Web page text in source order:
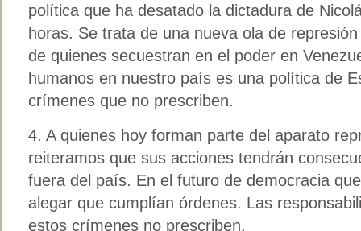
política que ha desatado la dictadura de
horas. Se trata de una nueva ola de
de quienes secuestran en el poder en
humanos en nuestro país es una política de
crímenes que no prescriben.
4. A quienes hoy forman parte del aparato
reiteramos que sus acciones tendrán
fuera del país. En el futuro de democracia
alegar que cumplían órdenes. Las
estos crímenes no prescriben.